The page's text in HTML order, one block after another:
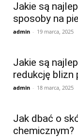
Jakie są
sposoby na
admin - 19 marca, 2025
Jakie są
redukcję blizn
admin - 18 marca, 2025
Jak dbać o
chemicznym?